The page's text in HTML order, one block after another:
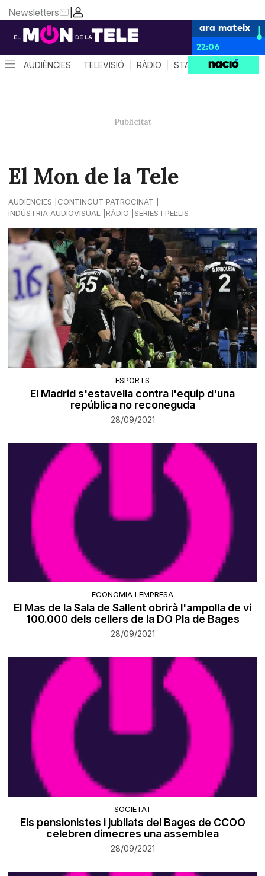
|
Newsletters
ara mateix
22:06
AUDIÈNCIES TELEVISIÓ RÀDIO STAR SYSTEM
El Mon de la Tele
AUDIÈNCIES
CONTINGUT PATROCINAT
INDÚSTRIA AUDIOVISUAL
RÀDIO SÈRIES I PEL·LIS
ESPORTS
El Madrid s'estavella contra l'equip d'una
república no reconeguda
28/09/2021
ECONOMIA I EMPRESA
El Mas de la Sala de Sallent obrirà l'ampolla de vi
100.000 dels cellers de la DO Pla de Bages
28/09/2021
SOCIETAT
Els pensionistes i jubilats del Bages de CCOO
celebren dimecres una assemblea
28/09/2021